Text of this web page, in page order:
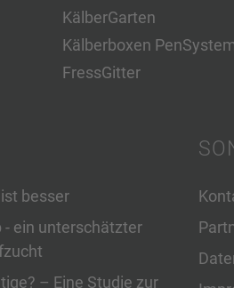
KälberGarten
Kälberboxen
FressGitter
besser
- ein unterschätzter
– Eine Studie zur